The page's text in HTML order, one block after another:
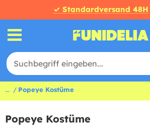
✓ Standardversand 48H
... Popeye Kostüme
Popeye Kostüme